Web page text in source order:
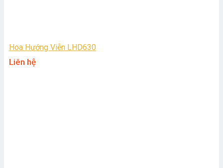
Hoa Hướng Viễn LHD630
Liên hệ